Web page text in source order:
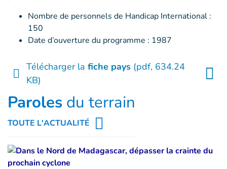
Nombre de personnels de Handicap International :
150
Date d’ouverture du programme : 1987
Télécharger la fiche pays (pdf, 634.24
KB)
Paroles du terrain
TOUTE L'ACTUALITÉ